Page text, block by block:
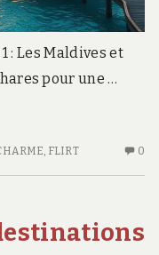
: Les Maldives et
pour une …
FLIRT 0